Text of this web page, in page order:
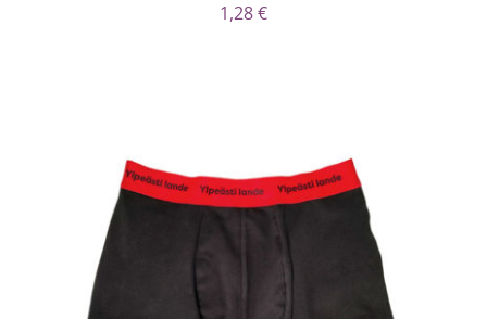
1,28€
VALITSE VAIHTOEHDOISTA LISÄTIEDOT